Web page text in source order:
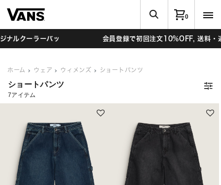
0
バッ 会員登録で初回注文10%OFF, 送料・返品無料
ホーム ウェア ウィメンズ ショートパンツ
ショートパンツ